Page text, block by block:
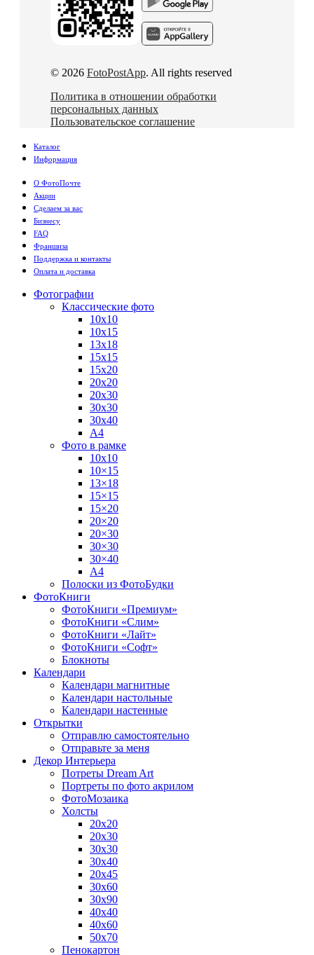
© 2026 FotoPostApp. All rights reserved
Политика в отношении обработки
персональных данных
Пользовательское соглашение
Каталог
Информация
О ФотоПочте
Акции
Сделаем за вас
Бизнесу
FAQ
Франшиза
Поддержка и контакты
Оплата и доставка
Фотографии
Классические фото
10х10
10х15
13х18
15х15
15х20
20х20
20х30
30х30
30х40
А4
Фото в рамке
10х10
10×15
13×18
15×15
15×20
20×20
20×30
30×30
30×40
A4
Полоски из ФотоБудки
ФотоКниги
ФотоКниги «Премиум»
ФотоКниги «Слим»
ФотоКниги «Лайт»
ФотоКниги «Софт»
Блокноты
Календари
Календари магнитные
Календари настольные
Календари настенные
Открытки
Отправлю самостоятельно
Отправьте за меня
Декор Интерьера
Потреты Dream Art
Портреты по фото акрилом
ФотоМозаика
Холсты
20х20
20х30
30х30
30х40
20х45
30х60
30х90
40х40
40х60
50х70
Пенокартон